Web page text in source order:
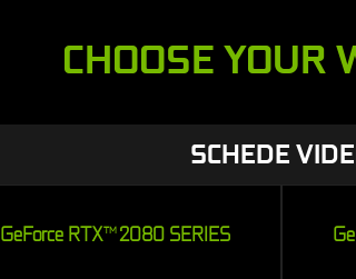
CHOOSE YOUR
SCHEDE
GeForce RTXTM2080 SERIES